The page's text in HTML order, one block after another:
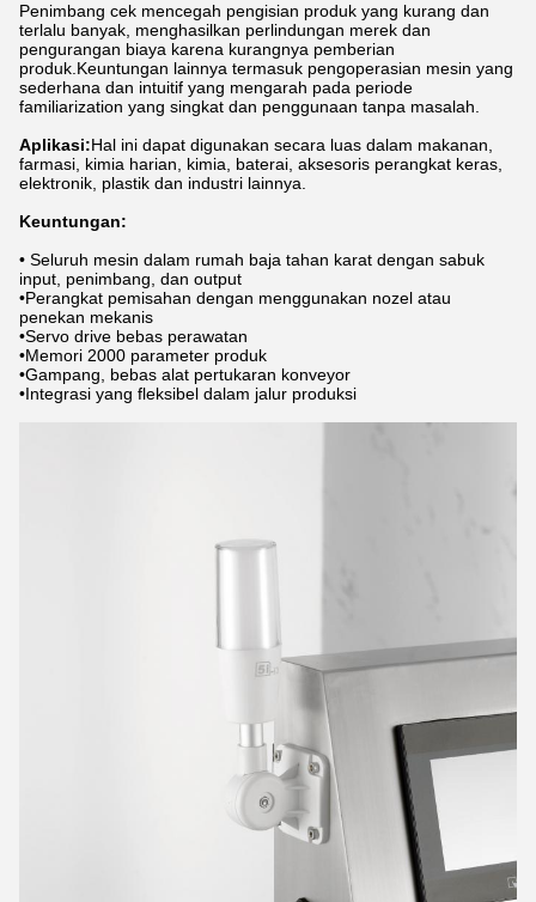
Penimbang cek mencegah pengisian produk yang kurang dan
terlalu banyak, menghasilkan perlindungan merek dan
pengurangan biaya karena kurangnya pemberian
produk.Keuntungan lainnya termasuk pengoperasian mesin yang
sederhana dan intuitif yang mengarah pada periode
familiarization yang singkat dan penggunaan tanpa masalah.
Aplikasi:Hal ini dapat digunakan secara luas dalam makanan,
farmasi, kimia harian, kimia, baterai, aksesoris perangkat keras,
elektronik, plastik dan industri lainnya.
Keuntungan:
• Seluruh mesin dalam rumah baja tahan karat dengan sabuk
input, penimbang, dan output
•Perangkat pemisahan dengan menggunakan nozel atau
penekan mekanis
•Servo drive bebas perawatan
•Memori 2000 parameter produk
•Gampang, bebas alat pertukaran konveyor
•Integrasi yang fleksibel dalam jalur produksi